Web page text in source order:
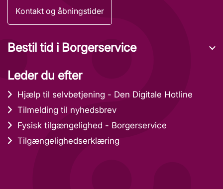
Kontakt og åbningstider
Bestil tid i Borgerservice
Leder du efter
Hjælp til selvbetjening - Den Digitale Hotline
Tilmelding til nyhedsbrev
Fysisk tilgængelighed - Borgerservice
Tilgængelighedserklæring